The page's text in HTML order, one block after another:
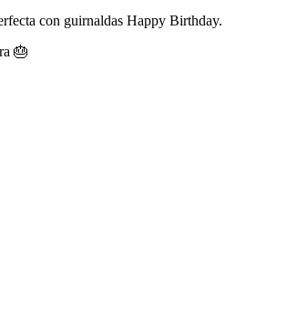
con guirnaldas Happy Birthday.
🎂